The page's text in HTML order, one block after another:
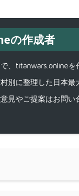
の作成者
、titanwars.onlineを
別に整理した日本最
見やご提案はお問い